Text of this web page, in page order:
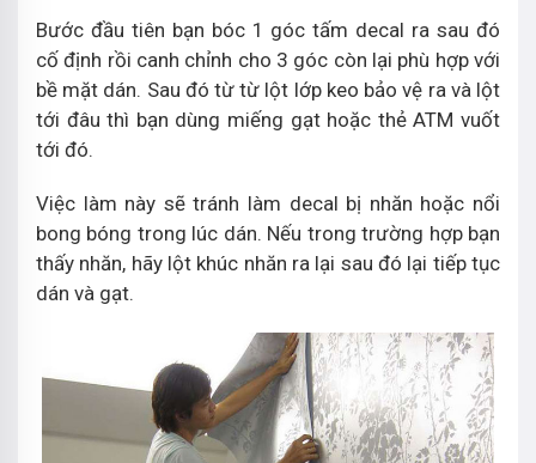
Bước đầu tiên bạn bóc 1 góc tấm decal ra sau đó
cố định rồi canh chỉnh cho 3 góc còn lại phù hợp với
bề mặt dán. Sau đó từ từ lột lớp keo bảo vệ ra và lột
tới đâu thì bạn dùng miếng gạt hoặc thẻ ATM vuốt
tới đó.
Việc làm này sẽ tránh làm decal bị nhăn hoặc nổi
bong bóng trong lúc dán. Nếu trong trường hợp bạn
thấy nhăn, hãy lột khúc nhăn ra lại sau đó lại tiếp tục
dán và gạt.